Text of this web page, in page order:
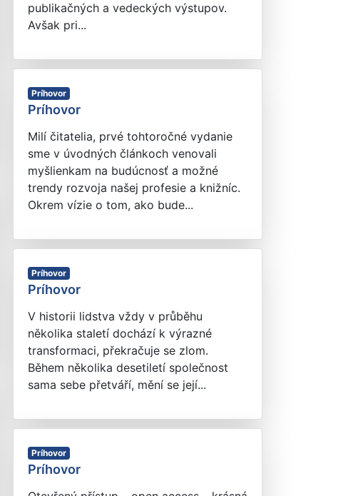
publikačných a vedeckých výstupov.
Avšak pri...
Príhovor
Príhovor
Milí čitatelia, prvé tohtoročné vydanie
sme v úvodných článkoch venovali
myšlienkam na budúcnosť a možné
trendy rozvoja našej profesie a knižníc.
Okrem vízie o tom, ako bude...
Príhovor
Príhovor
V historii lidstva vždy v průběhu
několika staletí dochází k výrazné
transformaci, překračuje se zlom.
Během několika desetiletí společnost
sama sebe přetváří, mění se její...
Príhovor
Príhovor